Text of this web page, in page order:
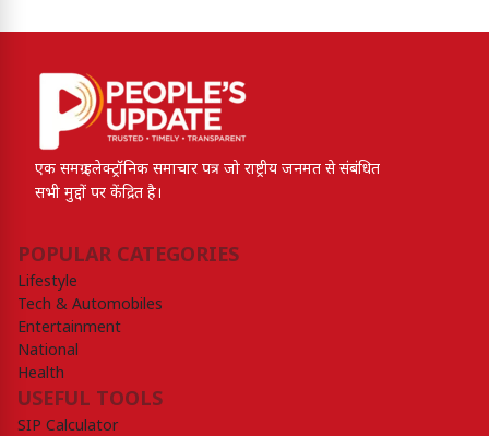
एक समग्र इलेक्ट्रॉनिक समाचार पत्र जो राष्ट्रीय जनमत से संबंधित
सभी मुद्दों पर केंद्रित है।
POPULAR CATEGORIES
Lifestyle
Tech & Automobiles
Entertainment
National
Health
USEFUL TOOLS
SIP Calculator